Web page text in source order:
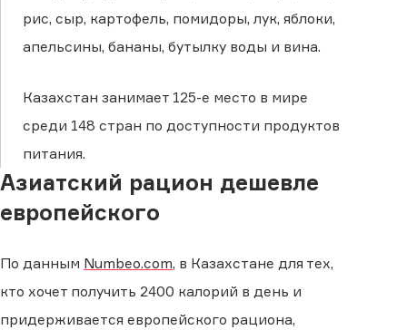
рис, сыр, картофель, помидоры, лук, яблоки,
апельсины, бананы, бутылку воды и вина.
Казахстан занимает 125-е место в мире
среди 148 стран по доступности продуктов
питания.
Азиатский рацион дешевле
европейского
По данным Numbeo.com, в Казахстане для тех,
кто хочет получить 2400 калорий в день и
придерживается европейского рациона,